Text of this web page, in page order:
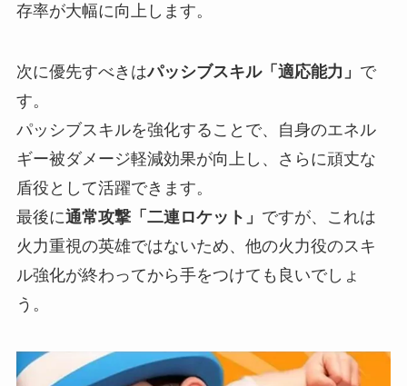
存率が大幅に向上します。
次に優先すべきはパッシブスキル「適応能力」 で
す。
パッシブスキルを強化することで、自身のエネル
ギー被ダメージ軽減効果が向上し、さらに頑丈な
盾役として活躍できます。
最後に通常攻撃「二連ロケット」 ですが、これは
火力重視の英雄ではないため、他の火力役のスキ
ル強化が終わってから手をつけても良いでしょ
う。